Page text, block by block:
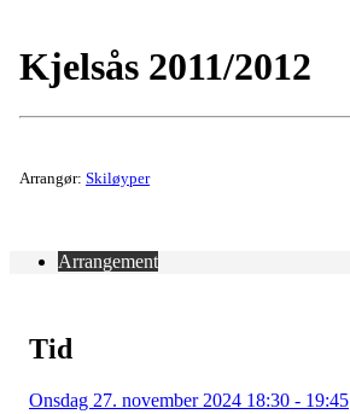
Kjelsås 2011/2012
Arrangør: Skiløyper
Arrangement
Tid
Onsdag 27. november 2024 18:30 - 19:45